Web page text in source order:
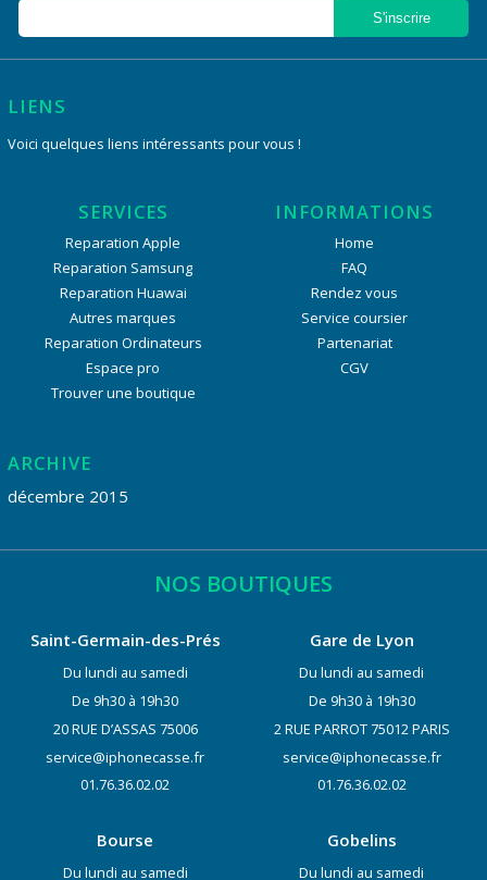
LIENS
Voici quelques liens intéressants pour vous !
SERVICES
Reparation Apple
Reparation Samsung
Reparation Huawai
Autres marques
Reparation Ordinateurs
Espace pro
Trouver une boutique
INFORMATIONS
Home
FAQ
Rendez vous
Service coursier
Partenariat
CGV
ARCHIVE
décembre 2015
NOS BOUTIQUES
Saint-Germain-des-Prés
Du lundi au samedi
De 9h30 à 19h30
20 RUE D’ASSAS 75006
service@iphonecasse.fr
01.76.36.02.02
Gare de Lyon
Du lundi au samedi
De 9h30 à 19h30
2 RUE PARROT 75012 PARIS
service@iphonecasse.fr
01.76.36.02.02
Bourse
Du lundi au samedi
Gobelins
Du lundi au samedi